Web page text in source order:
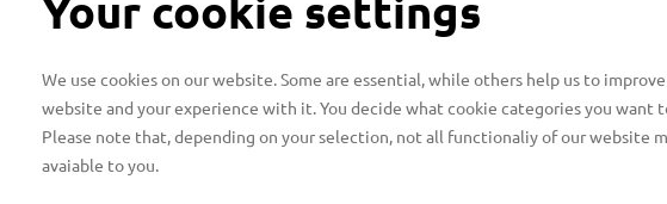
Gutachtens nach § 23 StVZO nicht erforderlich. Dann
Zulassung eines gebrauchten Fahrzeuges
We use cookies on our website. Some are essential, while others help us to
website and your experience with it. You decide what cookie categories you want
Please note that, depending on your selection, not all functionaliy of our website
avaiable to you.